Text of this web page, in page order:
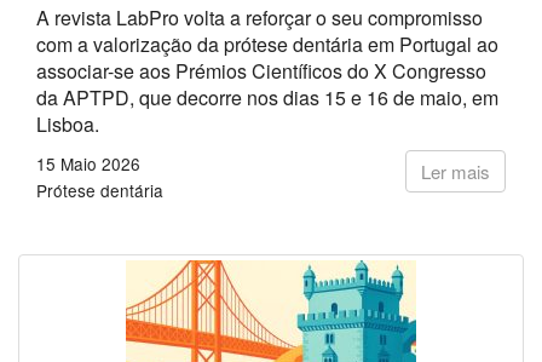
A revista LabPro volta a reforçar o seu compromisso
com a valorização da prótese dentária em Portugal ao
associar-se aos Prémios Científicos do X Congresso
da APTPD, que decorre nos dias 15 e 16 de maio, em
Lisboa.
Ler mais
15 Maio 2026
Prótese dentária